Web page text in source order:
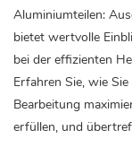
Aluminiumteilen:
bietet wertvolle
bei der effizienten
Erfahren Sie, wie
Bearbeitung
erfüllen, und